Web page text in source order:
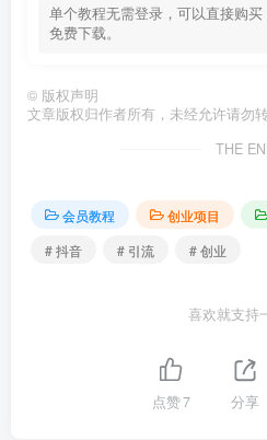
单个教程无需登录，可以直接购
免费下载。
© 版权声明
文章版权归作者所有，未经允许请勿转
THE
会员教程 创业项目
# 抖音
# 引流 # 创业
喜欢就支持
点赞7 分享